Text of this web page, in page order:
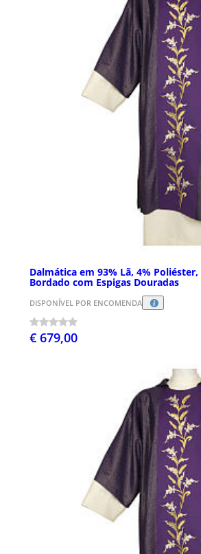
Dalmática em 93% Lã, 4%
Bordado com Espigas Douradas
DISPONÍVEL POR ENCOMENDA
€ 679,00